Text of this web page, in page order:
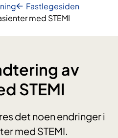
Fastlegesiden
med STEMI
av
STEMI
det noen endringer i
med STEMI.